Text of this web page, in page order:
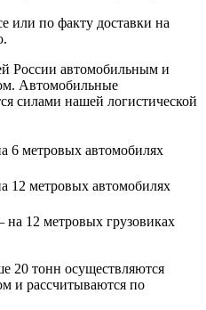
или по факту доставки на
России автомобильным и
Автомобильные
силами нашей логистической
6 метровых автомобилях
12 метровых автомобилях
12 метровых грузовиках
20 тонн осуществляются
и рассчитываются по